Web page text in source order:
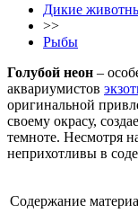
Дикие
>>
Рыбы
Голубой неон –
аквариумистов
оригинальной
своему окрасу,
темноте. Несмотря
неприхотливы в
Содержание